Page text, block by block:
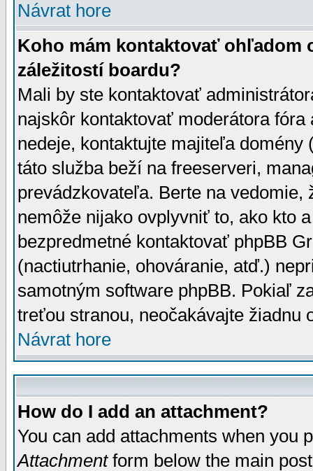
Návrat hore
Koho mám kontaktovať ohľadom
záležitostí boardu?
Mali by ste kontaktovať
najskôr kontaktovať moderátora
nedeje, kontaktujte majiteľa
táto služba beží na freeserveri,
prevádzkovateľa. Berte na vedomie,
nemôže nijako ovplyvniť to, ako kto
bezpredmetné kontaktovať phpBB
(nactiutrhanie, ohováranie, atď.)
samotným software phpBB. Pokiaľ
treťou stranou, neočakávajte žiadnu
Návrat hore
How do I add an attachment?
You can add attachments when you
Attachmentform below the main